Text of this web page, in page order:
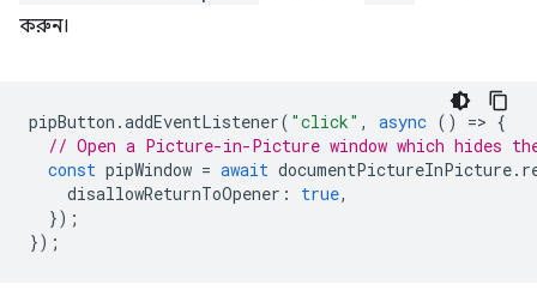
করুন।
pipButton .addEventListener( "click" , async () => {
// Open a Picture-in-Picture window which hides
const pipWindow = await documentPictureInPicture.
disallowReturnToOpener : true,
});
});